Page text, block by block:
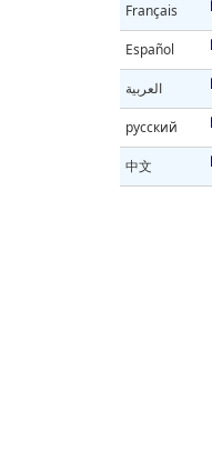
Français
Español
العربية
русский
中文